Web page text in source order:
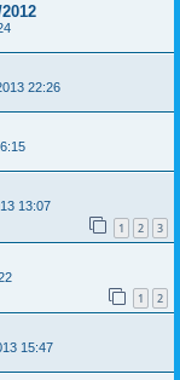
22:26
13:07
1 2 3
1 2
15:47